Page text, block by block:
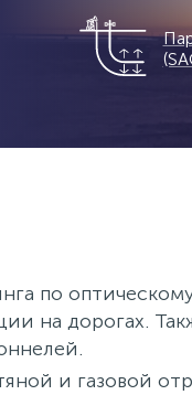
по
на дорогах.
и газовой